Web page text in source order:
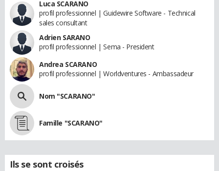
Luca SCARANO
profil professionnel | Guidewire Software - Technical
sales consultant
Adrien SARANO
profil professionnel | Sema - President
Andrea SCARANO
profil professionnel | Worldventures - Ambassadeur
Nom "SCARANO"
Famille "SCARANO"
Ils se sont croisés